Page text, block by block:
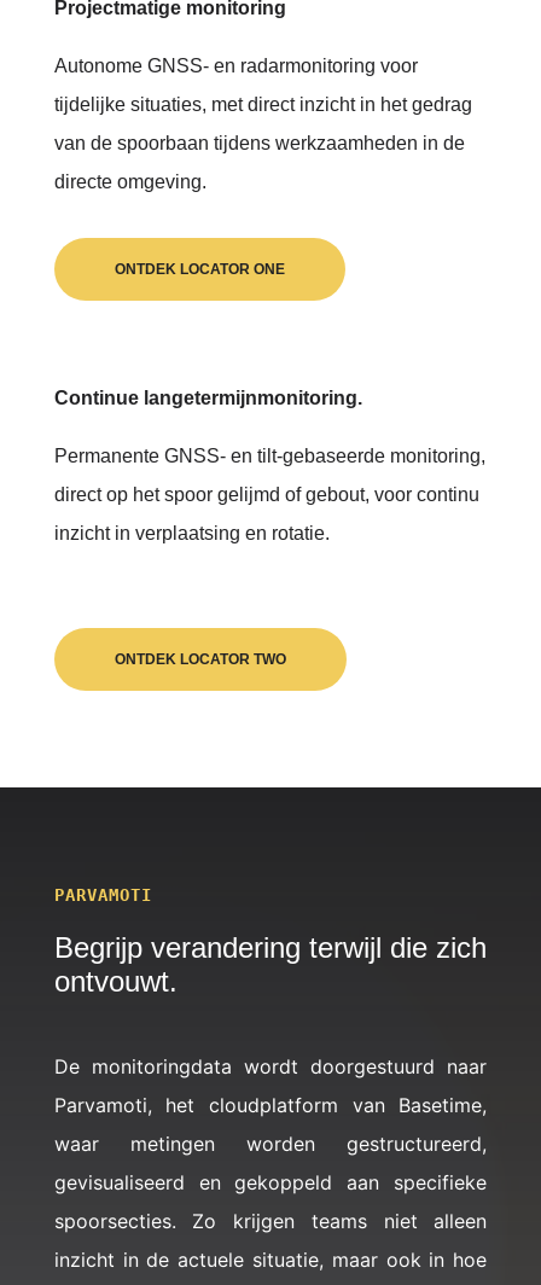
Projectmatige monitoring
Autonome GNSS- en radarmonitoring voor
tijdelijke situaties, met direct inzicht in het gedrag
van de spoorbaan tijdens werkzaamheden in de
directe omgeving.
ONTDEK LOCATOR ONE
Continue langetermijnmonitoring.
Permanente GNSS- en tilt-gebaseerde monitoring,
direct op het spoor gelijmd of gebout, voor continu
inzicht in verplaatsing en rotatie.
ONTDEK LOCATOR TWO
PARVAMOTI
Begrijp verandering terwijl die zich
ontvouwt.
De monitoringdata wordt doorgestuurd naar
Parvamoti, het cloudplatform van Basetime,
waar metingen worden gestructureerd,
gevisualiseerd en gekoppeld aan specifieke
spoorsecties. Zo krijgen teams niet alleen
inzicht in de actuele situatie, maar ook in hoe